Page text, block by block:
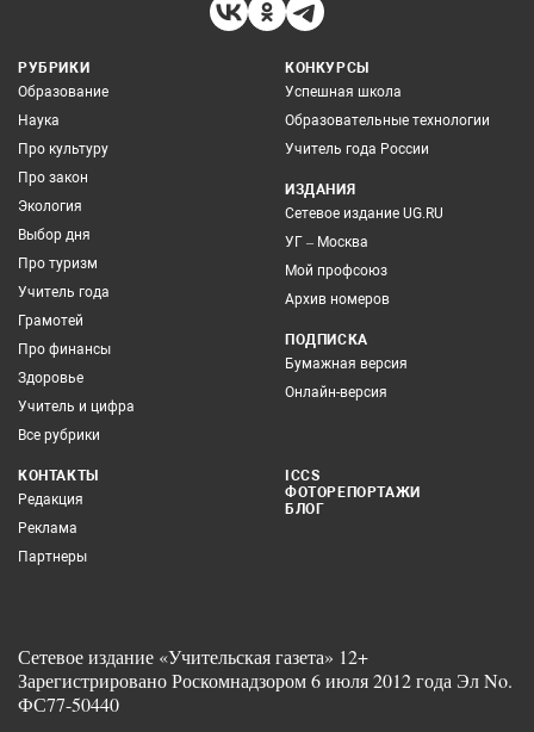
РУБРИКИ
Образование
Наука
Про культуру
Про закон
Экология
Выбор дня
Про туризм
Учитель года
Грамотей
Про финансы
Здоровье
Учитель и цифра
Все рубрики
КОНКУРСЫ
Успешная школа
Образовательные технологии
Учитель года России
ИЗДАНИЯ
Сетевое издание UG.RU
УГ – Москва
Мой профсоюз
Архив номеров
ПОДПИСКА
Бумажная версия
Онлайн-версия
КОНТАКТЫ
Редакция
Реклама
Партнеры
ICCS
ФОТОРЕПОРТАЖИ
БЛОГ
Сетевое издание «Учительская газета» 12+
Зарегистрировано Роскомнадзором 6 июля 2012 года Эл No.
ФС77-50440